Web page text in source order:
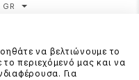
GR
να βελτιώνουμε το
περιεχόμενό μας και να
Για